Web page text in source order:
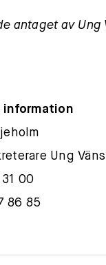
antaget av Ung
information
Ung
00
86 85